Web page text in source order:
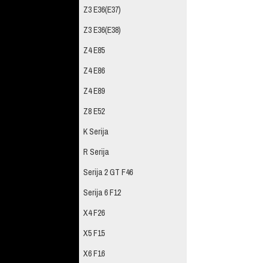
Z3 E36(E37)
Z3 E36(E38)
Z4 E85
Z4 E86
Z4 E89
Z8 E52
K Serija
R Serija
Serija 2 GT F46
Serija 6 F12
X4 F26
X5 F15
X6 F16